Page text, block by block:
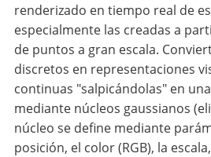
renderizado en tiempo real de
especialmente las creadas a
de puntos a gran escala.
discretos en representaciones
continuas "salpicándolas" en
mediante núcleos gaussianos
núcleo se define mediante
posición, el color (RGB), la